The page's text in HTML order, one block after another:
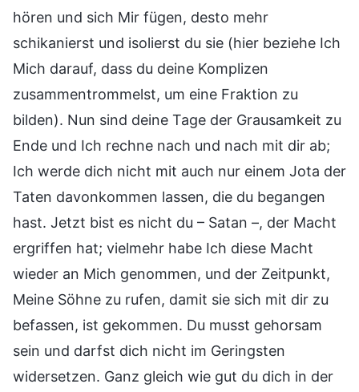
hören und sich Mir fügen, desto mehr
schikanierst und isolierst du sie (hier beziehe Ich
Mich darauf, dass du deine Komplizen
zusammentrommelst, um eine Fraktion zu
bilden). Nun sind deine Tage der Grausamkeit zu
Ende und Ich rechne nach und nach mit dir ab;
Ich werde dich nicht mit auch nur einem Jota der
Taten davonkommen lassen, die du begangen
hast. Jetzt bist es nicht du – Satan –, der Macht
ergriffen hat; vielmehr habe Ich diese Macht
wieder an Mich genommen, und der Zeitpunkt,
Meine Söhne zu rufen, damit sie sich mit dir zu
befassen, ist gekommen. Du musst gehorsam
sein und darfst dich nicht im Geringsten
widersetzen. Ganz gleich wie gut du dich in der